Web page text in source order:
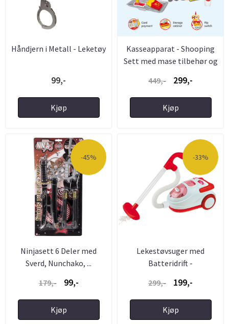
Håndjern i Metall - Leketøy
99,-
Kjøp
Kasseapparat - Shooping
Sett med mase tilbehør og
449,- 299,-
Kjøp
-45%
Ninjasett 6 Deler med
Sverd, Nunchako, ...
179,-
99,-
Kjøp
-33%
Lekestøvsuger med
Batteridrift -
299,- 199,-
Kjøp